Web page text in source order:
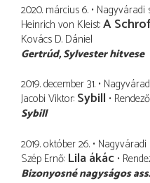
2020. március 6. Nagyváradi
Heinrich von Kleist A
Kovács D. Dániel
Gertrúd Sylvester hitvese
2019. december 31.
Jacobi Viktor Sybill Rendező
Sybill
2019. október 26.
Szép Ernő Lila ákác
Bizonyosné nagyságos